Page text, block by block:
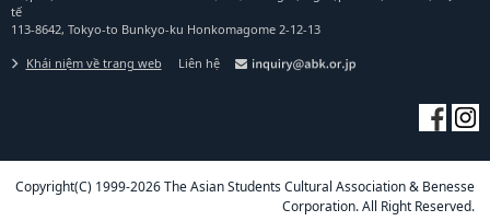
tế
113-8642, Tokyo-to Bunkyo-ku Honkomagome 2-12-13
Khái niệm về trang web Liên hệ
Copyright(C) 1999-2026 The Asian Students Cultural Association & Benesse
Corporation. All Right Reserved.